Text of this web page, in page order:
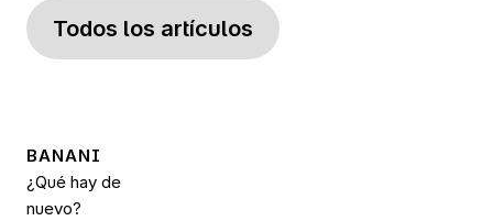
Todos los artículos
BANANI
¿Qué hay de
nuevo?